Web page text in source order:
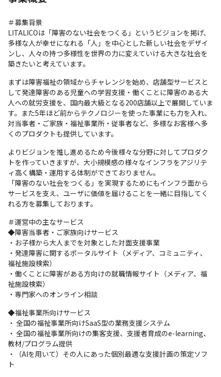
＃募集背景
LITALICOは「障害のない社会をつくる」というビジョンを掲げ、
多様な人が幸せになれる「人」を中心とした新しい社会をデザイ
ンし、人々の持つ多様性を世界の力に変えていける大きな社会を
築きたいと考えています。
まずは障害福祉の領域からチャレンジを始め、店舗型サービスと
して発達障害のある児童への学習支援・働くことに障害のある大
人への就労支援を、国内最大級となる200店舗以上で展開していま
す。また5年ほど前からテクノロジーを使った事業にも力を入れ、
対当事者・ご家族・福祉事業所・従事者など、多様なお客様へ多
くのプロダクトも提供しています。
よりビジョンを推し進めるため今後様々な分野に対してプロダク
トを作っていきますが、大小規模感の様々なインフラをアジリテ
ィ高く構築・運用する体制ができておりません。
「障害のない社会をつくる」を実現するためにもインフラ面から
サービスを支え、ユーザに価値を届けることを一緒に目指してく
れる方を募集しております。
＃運営中の主なサービス
◆障害当事者・ご家族向けサービス
・お子様から大人までを対象とした対面支援事業
・発達障害に関するポータルサイト（メディア、コミュニティ、
福祉施設検索）
・働くことに障害がある方向けの就職情報サイト（メディア、福
祉施設検索）
・専門家へのオンライン相談
◆福祉事業所向けサービス
・ 全国の福祉事業所向けSaaS型の業務支援システム
・ 全国の福祉事業所向けの集客支援、支援者育成のe-learning、
教材/プログラム提供
・（AIを用いて）その人にあった個別最適な支援計画の策定ソフ
ト